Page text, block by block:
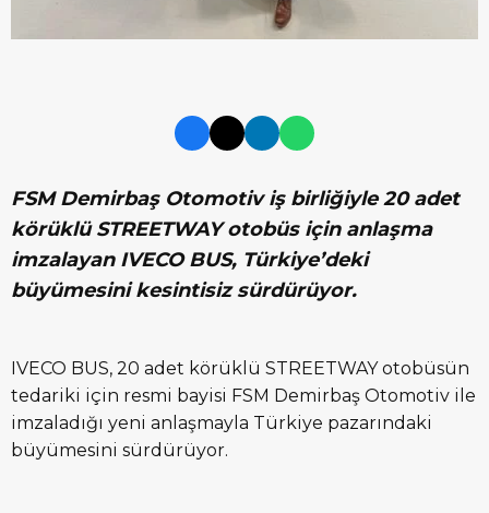
FSM Demirbaş Otomotiv iş birliğiyle 20 adet
körüklü STREETWAY otobüs için anlaşma
imzalayan IVECO BUS, Türkiye’deki
büyümesini kesintisiz sürdürüyor.
IVECO BUS, 20 adet körüklü STREETWAY otobüsün
tedariki için resmi bayisi FSM Demirbaş Otomotiv ile
imzaladığı yeni anlaşmayla Türkiye pazarındaki
büyümesini sürdürüyor.